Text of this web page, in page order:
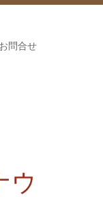
お問合せ
ウ